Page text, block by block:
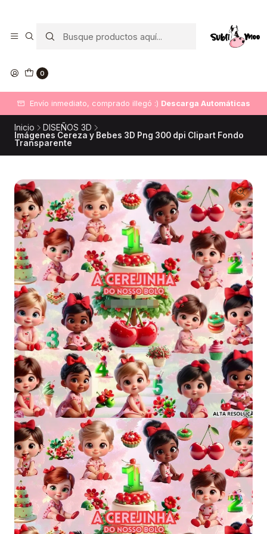
0
Envío inmediato, comprado illegó :) Descarga Automáticas
Inicio
DISEÑOS 3D
Imágenes Cereza y Bebes 3D Png 300 dpi Clipart Fondo
Transparente